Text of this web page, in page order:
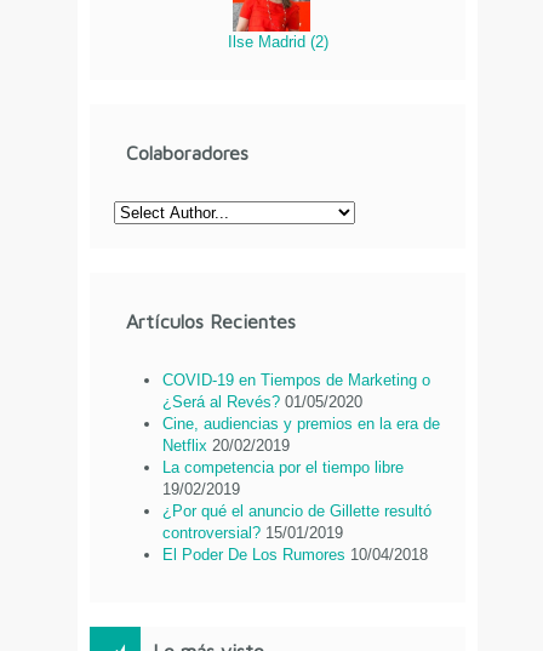
Ilse Madrid (2)
Colaboradores
Artículos Recientes
COVID-19 en Tiempos de Marketing o
¿Será al Revés? 01/05/2020
Cine, audiencias y premios en la era de
Netflix 20/02/2019
La competencia por el tiempo libre
19/02/2019
¿Por qué el anuncio de Gillette resultó
controversial? 15/01/2019
El Poder De Los Rumores 10/04/2018